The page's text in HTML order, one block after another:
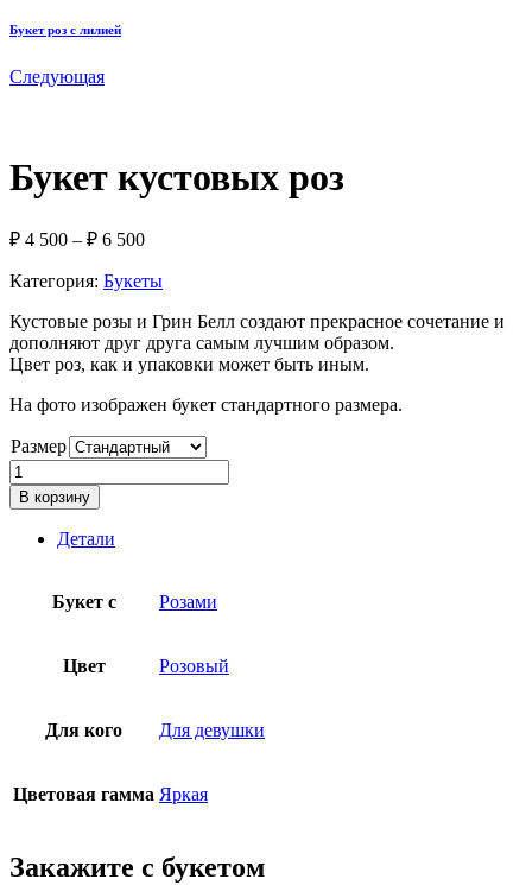
Букет роз с лилией
Следующая
Букет кустовых роз
₽ 4 500 – ₽ 6 500Диапазон
₽ 4
–
₽ 6
500
Категория: Букеты
Кустовые розы и Грин Белл создают прекрасное сочетание и
дополняют друг друга самым лучшим образом.
Цвет роз, как и упаковки может быть иным.
На фото изображен букет стандартного размера.
Размер
Количество
товара
Букет
кустовых
В корзину
Детали
Букет с Розами
Цвет Розовый
Для кого Для девушки
Цветовая гамма Яркая
Закажите с букетом